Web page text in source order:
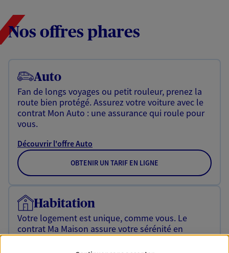
Nos offres phares
Auto
Fan de longs voyages ou petit rouleur, prenez la
route bien protégé. Assurez votre voiture avec le
contrat Mon Auto : une assurance qui roule pour
vous.
Découvrir l'offre Auto
OBTENIR UN TARIF EN LIGNE
Habitation
Votre logement est unique, comme vous. Le
contrat Ma Maison assure votre sérénité en
protégeant ce qui vous tient à coeur.